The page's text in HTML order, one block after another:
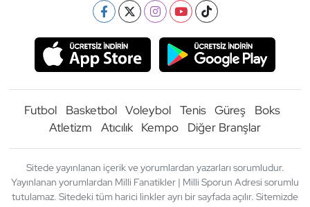
Futbol Basketbol Voleybol Tenis Güreş
Boks
Atletizm
Atıcılık Kempo Diğer Branşlar
Sitede yayınlanan içerik ve yorumlardan yazarları sorumludur.
Yayınlanan yorumlardan Milli Fanatikler | Milli Sporun Adresi sorumlu
tutulamaz. Sitedeki tüm harici linkler ayrı bir sayfada açılır. Sitemizde